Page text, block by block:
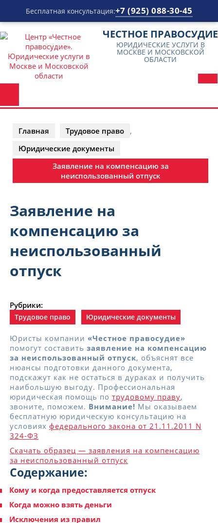
Бесплатная консультация:+7 (925) 088-30-45
Перейти
к
содержимому
ЧЕСТНОЕ ПРАВОСУДИЕ
ЮРИДИЧЕСКИЕ УСЛУГИ В
МОСКВЕ И МОСКОВСКОЙ
ОБЛАСТИ
Главная Трудовое право
,
Юридические документы
Заявление на компенсацию за
неиспользованный отпуск
Заявление на
компенсацию за
неиспользованный
отпуск
Рубрики:
Трудовое право Юридические документы
Юристы компании «Честное правосудие»
помогут составить заявление на компенсацию
за неиспользованный отпуск, объяснят все
нюансы подготовки данного документа,
подскажут как не остаться в дураках и получить
наибольшую выгоду. Профессиональная
юридическая помощь по трудовому праву,
звоните, поможем. Внимание! Мы оказываем
бесплатную юридическую консультацию на
условиях федерального закона от 21.11.2011 N
324-ФЗ
Скачать образец — заявления на компенсацию
за неиспользованный отпуск
Содержание:
Кому и когда предоставляется отпуск
Когда можно взять деньги
Исключения из правил